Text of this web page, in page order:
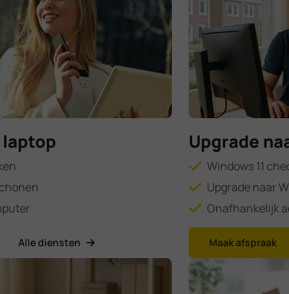
Alle diensten
Upgrade
Windows 11
Upgrade naar
Onafhankelijk
Maak afspraak